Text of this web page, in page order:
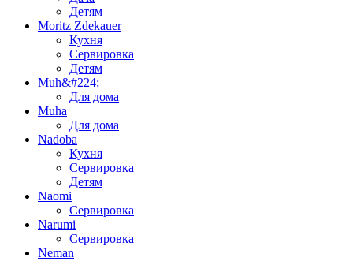
Детям
Moritz Zdekauer
Кухня
Сервировка
Детям
Muh&#224;
Для дома
Muha
Для дома
Nadoba
Кухня
Сервировка
Детям
Naomi
Сервировка
Narumi
Сервировка
Neman